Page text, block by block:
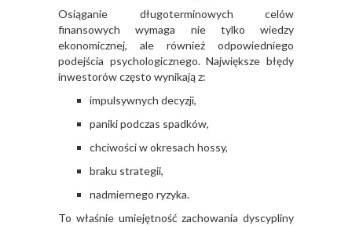
Osiąganie długoterminowych celów
finansowych wymaga nie tylko wiedzy
ekonomicznej, ale również odpowiedniego
podejścia psychologicznego. Największe błędy
inwestorów często wynikają z:
impulsywnych decyzji,
paniki podczas spadków,
chciwości w okresach hossy,
braku strategii,
nadmiernego ryzyka.
To właśnie umiejętność zachowania dyscypliny